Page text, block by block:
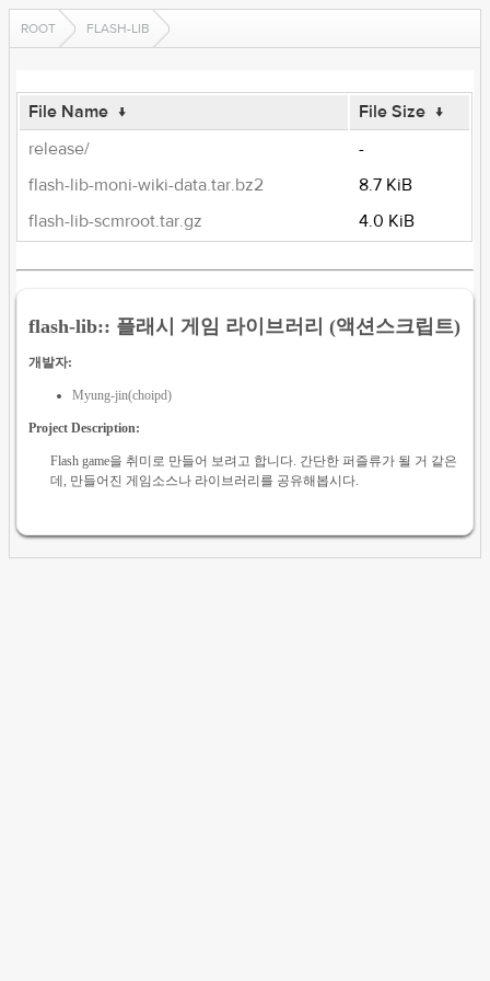
ROOT FLASH-LIB
File Name ↓ File Size ↓
release/
-
flash-lib-moni-wiki-data.tar.bz2
8.7 KiB
flash-lib-scmroot.tar.gz
4.0 KiB
flash-lib:: 플래시 게임 라이브러리 (액션스크립트)
개발자:
Myung-jin(choipd)
Project Description:
Flash game을 취미로 만들어 보려고 합니다. 간단한 퍼즐류가 될 거 같은
데, 만들어진 게임소스나 라이브러리를 공유해봅시다.